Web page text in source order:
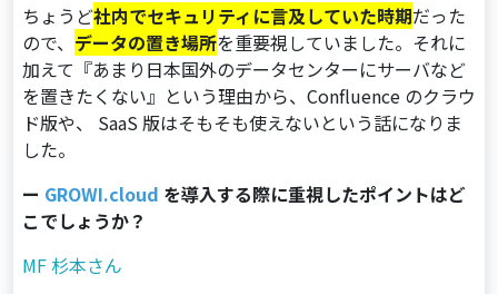
ちょうど社内でセキュリティに言及していた時期だった
ので、 データの置き場所を重要視していました。それに
加えて『あまり日本国外のデータセンターにサーバなど
を置きたくない』という理由から、Confluence のクラウ
ド版や、 SaaS 版はそもそも使えないという話になりま
した。
ー GROWI.cloud を導入する際に重視したポイントはど
こでしょうか？
MF 杉本さん